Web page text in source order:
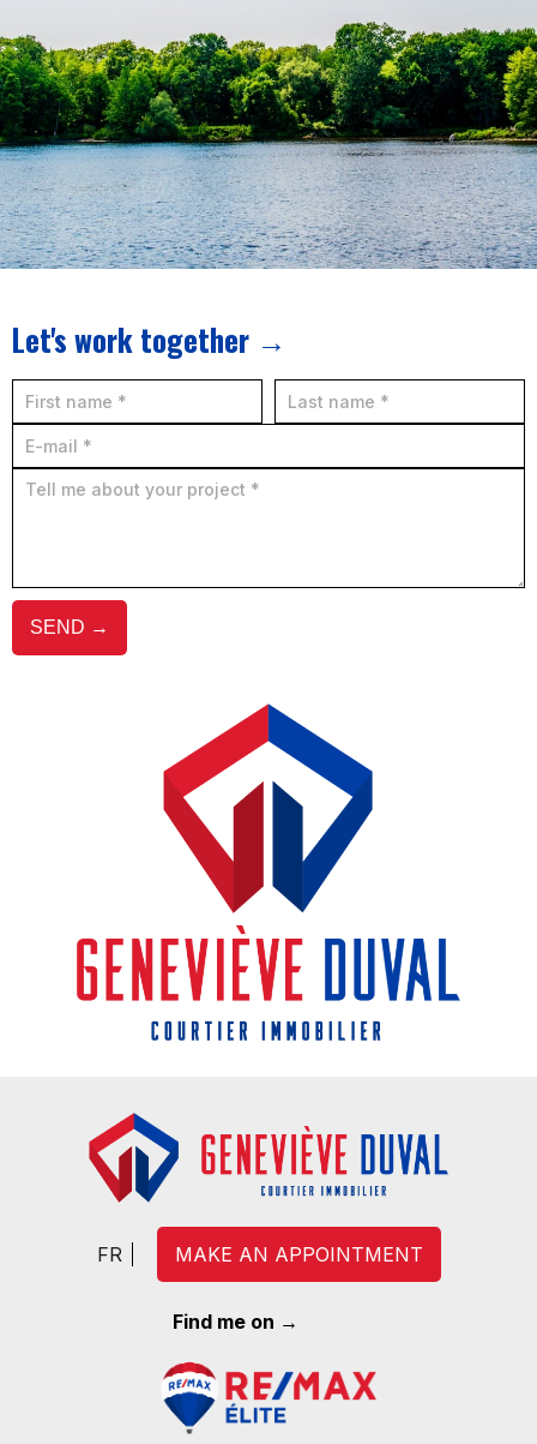
Let's work together →
FR MAKE AN APPOINTMENT
Find me on →